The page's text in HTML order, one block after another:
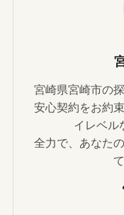
宮崎県宮崎市の
安心契約をお約
イレベル
全力で、あなた